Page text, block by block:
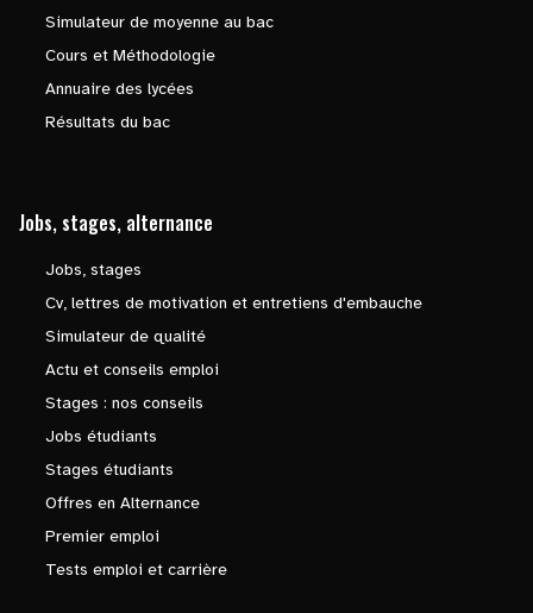
Simulateur de moyenne au bac
Cours et Méthodologie
Annuaire des lycées
Résultats du bac
Jobs, stages, alternance
Jobs, stages
Cv, lettres de motivation et entretiens d'embauche
Simulateur de qualité
Actu et conseils emploi
Stages : nos conseils
Jobs étudiants
Stages étudiants
Offres en Alternance
Premier emploi
Tests emploi et carrière